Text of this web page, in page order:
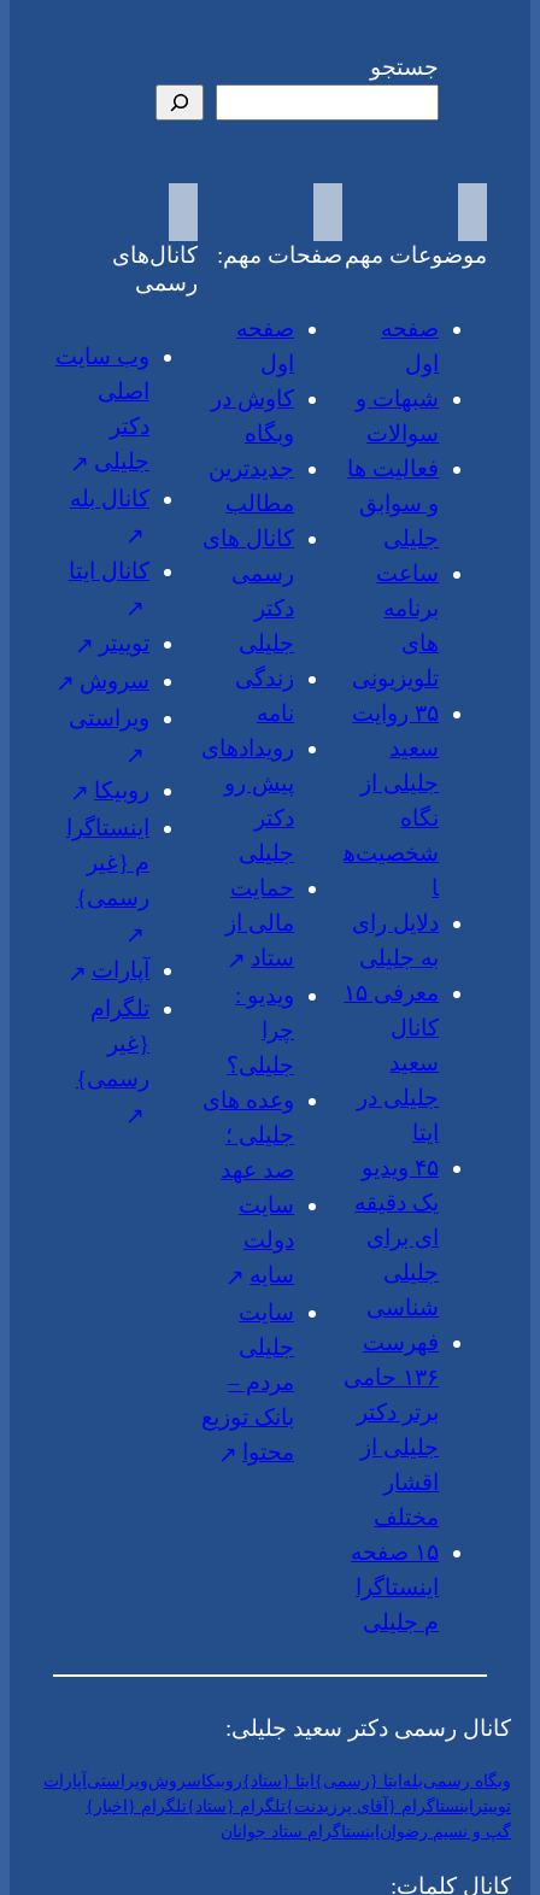
جستجو
موضوعات مهم
صفحه
اول
شبهات و
سوالات
فعالیت ها
و سوابق
جلیلی
ساعت
برنامه
های
تلویزیونی
۳۵ روایت
سعید
جلیلی از
نگاه
شخصیت‌ه
ا
دلایل رای
به جلیلی
معرفی ۱۵
کانال
سعید
جلیلی در
ایتا
۴۵ ویدیو
یک دقیقه
ای برای
جلیلی
شناسی
فهرست
۱۳۶ حامی
برتر دکتر
جلیلی از
اقشار
مختلف
۱۵ صفحه
اینستاگرا
م جلیلی
صفحات مهم:
صفحه
اول
کاوش در
وبگاه
جدیدترین
مطالب
کانال های
رسمی
دکتر
جلیلی
زندگی
نامه
رویدادهای
پیش رو
دکتر
جلیلی
حمایت
مالی از
ستاد
ویدیو :
چرا
جلیلی؟
وعده های
جلیلی ؛
صد عهد
سایت
دولت
سایه
سایت
جلیلی
مردم –
بانک توزیع
محتوا
کانال‌های
رسمی
وب سایت
اصلی
دکتر
جلیلی
کانال بله
کانال ایتا
توییتر
سروش
ویراستی
روبیکا
اینستاگرا
م {غیر
رسمی}
آپارات
تلگرام
{غیر
رسمی}
کانال رسمی دکتر سعید جلیلی:
وبگاه رسمیبلهایتا {رسمی}ایتا {ستاد}روبیکاسروشویراستیآپارات
توییتر اینستاگرام {آقای پرزیدنت}تلگرام {ستاد}تلگرام {اخبار}
گپ و نسیم رضواناینستاگرام ستاد جوانان
کانال کلمات: